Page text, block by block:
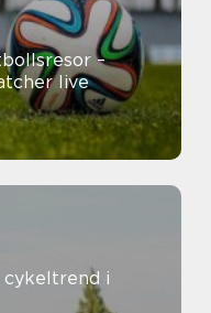
–
live
cykeltrend i